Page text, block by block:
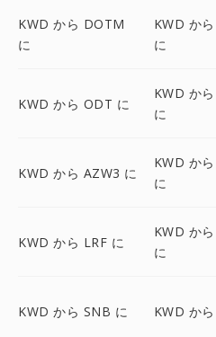
KWD から DOTM
に
KWD か
に
KWD から ODT に
KWD か
に
KWD から AZW3 に
KWD か
に
KWD から LRF に
KWD か
に
KWD から SNB に KWD か